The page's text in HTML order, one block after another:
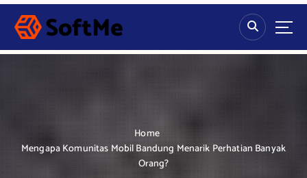
S
p
Home
Mengapa Komunitas Mobil Bandung Menarik Perhatian Banyak
Orang?